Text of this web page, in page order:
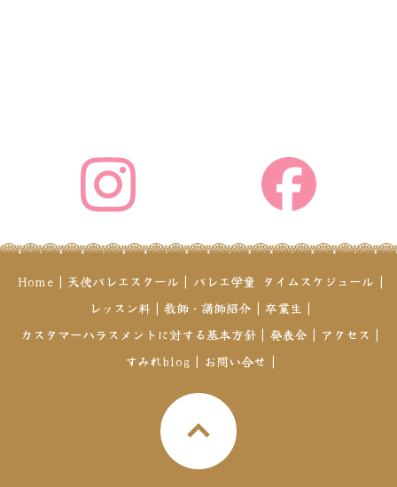
Home | 天使バレエスクール | バレエ学童 タイムスケジュール |
レッスン料 | 教師・講師紹介 | 卒業生 |
カスタマーハラスメントに対する基本方針 | 発表会 | アクセス |
すみれblog | お問い合せ |